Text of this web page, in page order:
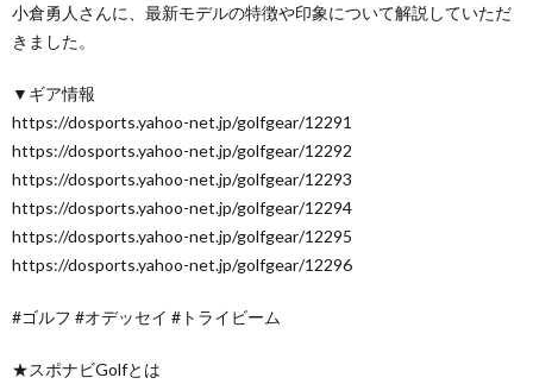
小倉勇人さんに、最新モデルの特徴や印象について解説していただ
きました。
▼ギア情報
https://dosports.yahoo-net.jp/golfgear/12291
https://dosports.yahoo-net.jp/golfgear/12292
https://dosports.yahoo-net.jp/golfgear/12293
https://dosports.yahoo-net.jp/golfgear/12294
https://dosports.yahoo-net.jp/golfgear/12295
https://dosports.yahoo-net.jp/golfgear/12296
#ゴルフ #オデッセイ #トライビーム
★スポナビGolfとは